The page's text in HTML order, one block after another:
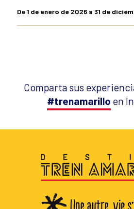
De 1 de enero de 2026 a 31 de
Comparta sus
#trenamarillo en